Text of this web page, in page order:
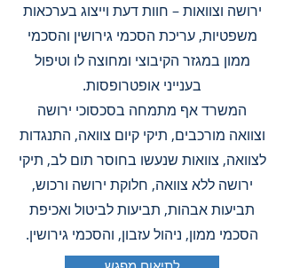
ירושה וצוואות – חוות דעת וייצוג בערכאות
משפטיות, עריכת הסכמי גירושין והסכמי
ממון במגזר הקיבוצי ומחוצה לו וטיפול
בענייני אופטרופסות.
המשרד אף מתמחה בסכסוכי ירושה
וצוואה מורכבים, תיקי קיום צוואה, התנגדות
לצוואה, צוואות שנעשו בחוסר תום לב, תיקי
ירושה ללא צוואה, חלוקת ירושה ורכוש,
תביעות אבהות, תביעות לביטול ואכיפת
הסכמי ממון, ניהול עזבון, והסכמי גירושין.